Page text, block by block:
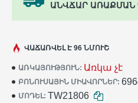
ԱՆՎՃԱՐ ԱՌԱՔՄԱՆ
ԱՌԿԱՅՈՒԹՅՈՒՆ: Առկա չէ
ԲՈՆՈՒՍԱՅԻՆ ՄԻԱՎՈՐՆԵՐ:
ՄՈԴԵԼ: TW21806
ՎԱՃԱՌՎԵԼ Է 96 ՆՄՈՒՇ